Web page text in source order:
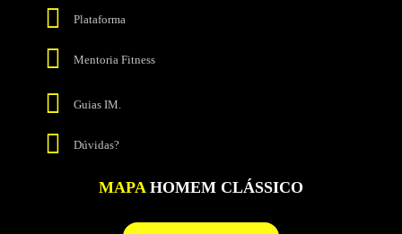
Plataforma
Mentoria Fitness
Guias IM.
Dúvidas?
MAPAHOMEM CLÁSSICO